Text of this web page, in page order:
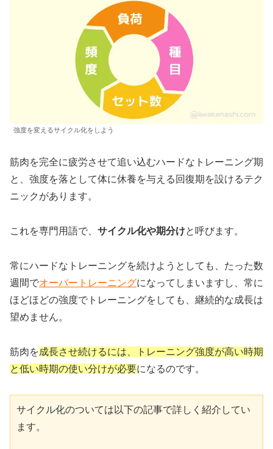
強度を変えるサイクル化をしよう
筋肉を完全に疲労させて追い込むハードなトレーニング期
と、強度を落として体に休養を与える回復期を設けるテク
ニックがあります。
これを専門用語で、 サイクル化や期分けと呼びます。
常にハードなトレーニングを続けようとしても、たった数
週間でオーバートレーニングになってしまいますし、常に
ほどほどの強度でトレーニングをしても、継続的な成長は
望めません。
筋肉を成長させ続けるには、トレーニング強度が高い時期
と低い時期の使い分けが必要になるのです。
サイクル化のついては以下の記事で詳しく紹介してい
ます。